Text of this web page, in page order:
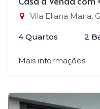
Vila Eliana Maria,
4 Quartos 2
Mais informações